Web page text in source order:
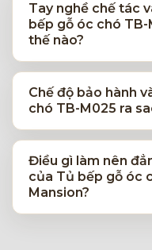
Tay nghề chế tác
bếp gỗ óc chó
thế nào?
Chế độ bảo hành
chó TB-M025 ra
Điều gì làm nên
của Tủ bếp gỗ óc
Mansion?